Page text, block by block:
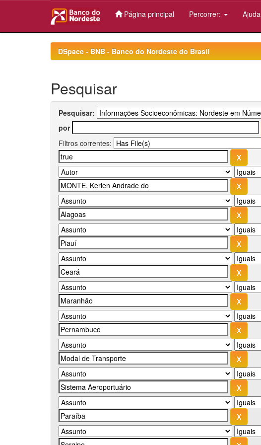
Página principal Percorrer: Ajuda
DSpace - BNB - Banco do Nordeste do Brasil
Pesquisar
Pesquisar:
por
Filtros correntes: